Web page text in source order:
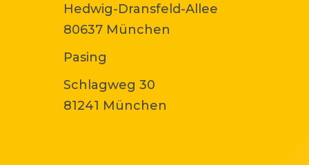
Hedwig-Dransfeld-Allee
80637 München
Pasing
Schlagweg 30
81241 München